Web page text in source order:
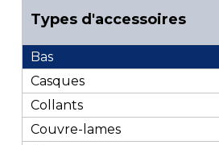
Types d'accessoires
Bas
Casques
Collants
Couvre-lames